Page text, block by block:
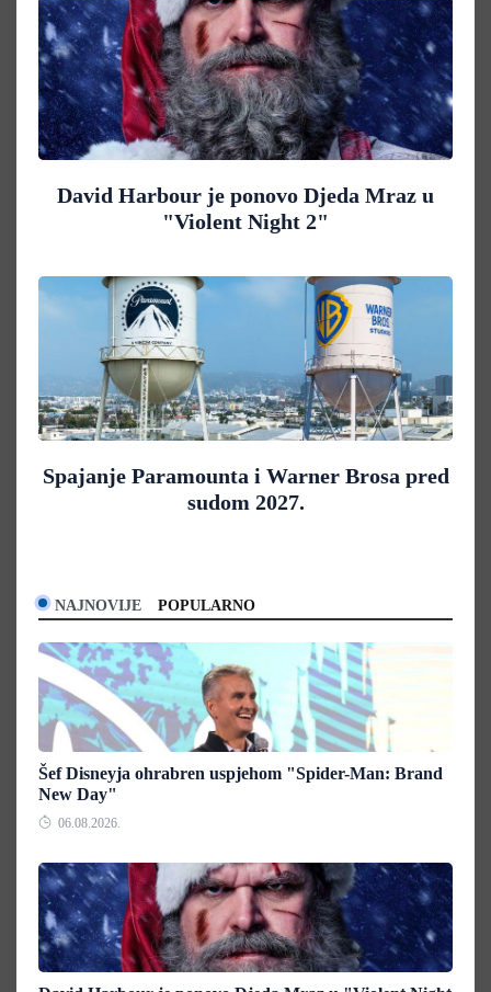
David Harbour je ponovo Djeda Mraz u
"Violent Night 2"
Spajanje Paramounta i Warner Brosa pred
sudom 2027.
NAJNOVIJE POPULARNO
Šef Disneyja ohrabren uspjehom "Spider-Man: Brand
New Day"
06.08.2026.